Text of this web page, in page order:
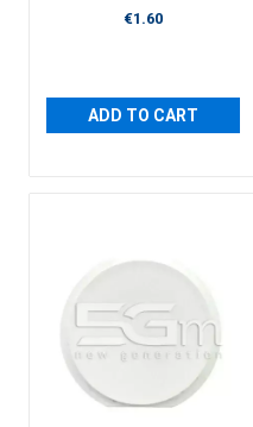
€1.60
ADD TO CART